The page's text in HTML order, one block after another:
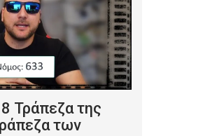
Τράπεζα της
των